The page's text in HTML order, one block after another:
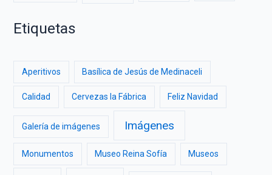
Etiquetas
Aperitivos Basílica de Jesús de Medinaceli
Calidad Cervezas la Fábrica Feliz Navidad
Galería de imágenes Imágenes
Monumentos Museo Reina Sofía Museos